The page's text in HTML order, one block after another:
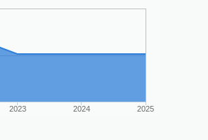
2023 2024 2025